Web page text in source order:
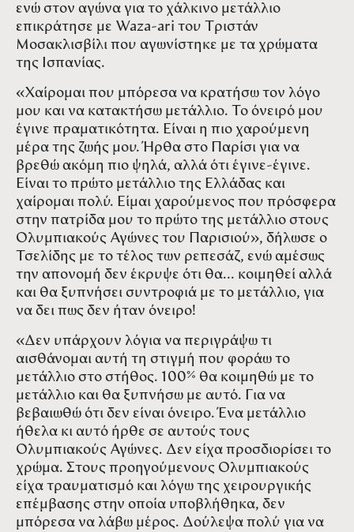
ενώ στον αγώνα για το χάλκινο μετάλλιο
επικράτησε με Waza-ari του Τριστάν
Μοσακλισβίλι που αγωνίστηκε με τα χρώματα
της Ισπανίας.
«Χαίρομαι που μπόρεσα να κρατήσω τον λόγο
μου και να κατακτήσω μετάλλιο. Το όνειρό μου
έγινε πραματικότητα. Είναι η πιο χαρούμενη
μέρα της ζωής μου. Ήρθα στο Παρίσι για να
βρεθώ ακόμη πιο ψηλά, αλλά ότι έγινε-έγινε.
Είναι το πρώτο μετάλλιο της Ελλάδας και
χαίρομαι πολύ. Είμαι χαρούμενος που πρόσφερα
στην πατρίδα μου το πρώτο της μετάλλιο στους
Ολυμπιακούς Αγώνες του Παρισιού», δήλωσε ο
Τσελίδης με το τέλος των ρεπεσάζ, ενώ αμέσως
την απονομή δεν έκρυψε ότι θα... κοιμηθεί αλλά
και θα ξυπνήσει συντροφιά με το μετάλλιο, για
να δει πως δεν ήταν όνειρο!
«Δεν υπάρχουν λόγια να περιγράψω τι
αισθάνομαι αυτή τη στιγμή που φοράω το
μετάλλιο στο στήθος. 100% θα κοιμηθώ με το
μετάλλιο και θα ξυπνήσω με αυτό. Για να
βεβαιωθώ ότι δεν είναι όνειρο. Ένα μετάλλιο
ήθελα κι αυτό ήρθε σε αυτούς τους
Ολυμπιακούς Αγώνες. Δεν είχα προσδιορίσει το
χρώμα. Στους προηγούμενους Ολυμπιακούς
είχα τραυματισμό και λόγω της χειρουργικής
επέμβασης στην οποία υποβλήθηκα, δεν
μπόρεσα να λάβω μέρος. Δούλεψα πολύ για να